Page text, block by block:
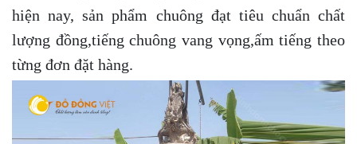
hiện nay, sản phẩm chuông đạt tiêu chuẩn chất
lượng đồng,tiếng chuông vang vọng,ấm tiếng theo
từng đơn đặt hàng.